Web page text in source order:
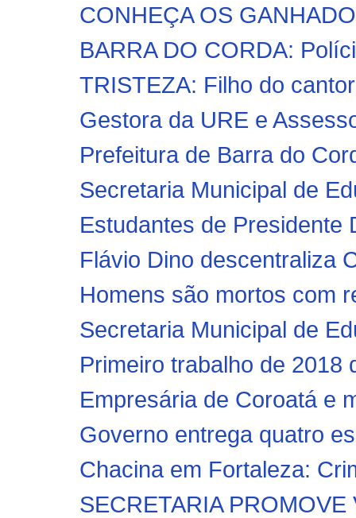
CONHEÇA OS
BARRA DO CORDA:
TRISTEZA: Filho do
Gestora da URE e
Prefeitura de Barra do
Secretaria Municipal de
Estudantes de Presidente
Flávio Dino descentraliza
Homens são mortos com
Secretaria Municipal de
Primeiro trabalho de 2018
Empresária de Coroatá e
Governo entrega quatro
Chacina em Fortaleza:
SECRETARIA